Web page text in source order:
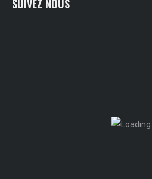
SUIVEZ NOUS